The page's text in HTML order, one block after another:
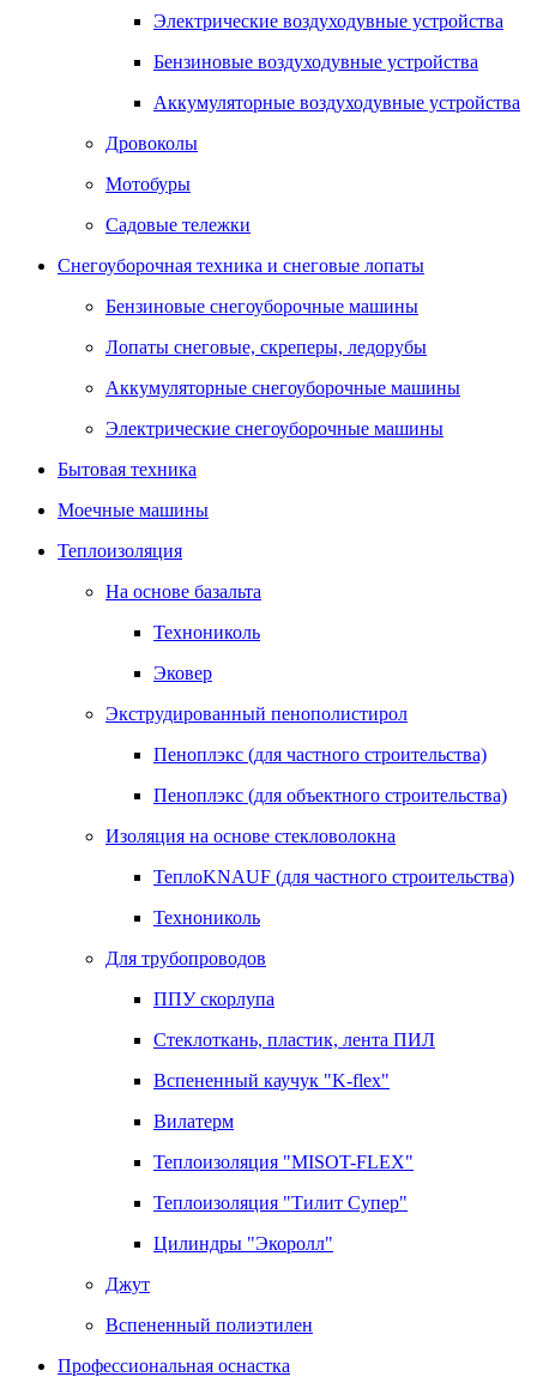
Электрические воздуходувные устройства
Бензиновые воздуходувные устройства
Аккумуляторные воздуходувные устройства
Дровоколы
Мотобуры
Садовые тележки
Снегоуборочная техника и снеговые лопаты
Бензиновые снегоуборочные машины
Лопаты снеговые, скреперы, ледорубы
Аккумуляторные снегоуборочные машины
Электрические снегоуборочные машины
Бытовая техника
Моечные машины
Теплоизоляция
На основе базальта
Технониколь
Эковер
Экструдированный пенополистирол
Пеноплэкс (для частного строительства)
Пеноплэкс (для объектного строительства)
Изоляция на основе стекловолокна
ТеплоKNAUF (для частного строительства)
Технониколь
Для трубопроводов
ППУ скорлупа
Стеклоткань, пластик, лента ПИЛ
Вспененный каучук "K-flex"
Вилатерм
Теплоизоляция "MISOT-FLEX"
Теплоизоляция "Тилит Супер"
Цилиндры "Экоролл"
Джут
Вспененный полиэтилен
Профессиональная оснастка